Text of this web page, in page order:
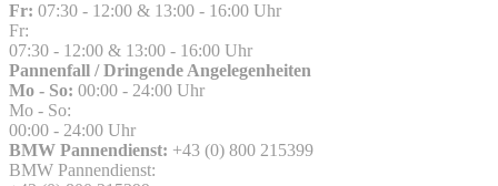
Fr: 07:30 - 12:00 & 13:00 - 16:00 Uhr
Fr:
07:30 - 12:00 & 13:00 - 16:00 Uhr
Pannenfall / Dringende Angelegenheiten
Mo - So: 00:00 - 24:00 Uhr
Mo - So:
00:00 - 24:00 Uhr
BMW Pannendienst: +43 (0) 800 215399
BMW Pannendienst: